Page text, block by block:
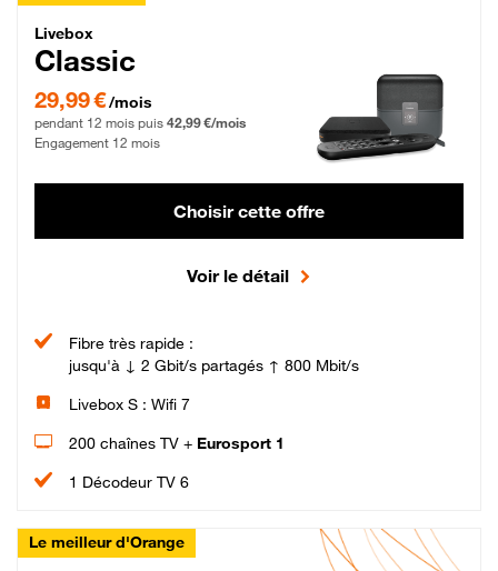
Livebox Classic Fibre
Livebox
Classic
29,99 € par mois pendant 12 mois puis 42,99 € par mois, Engagement 12 mois
29,99 €/mois
pendant 12 mois puis 42,99 €/mois
Engagement 12 mois
Choisir cette offre
Voir le détail
Fibre très rapide :
jusqu'à ↓ 2 Gbit/s partagés ↑ 800 Mbit/s
Livebox S : Wifi 7
200 chaînes TV + Eurosport 1
1 Décodeur TV 6
Le meilleur d'Orange